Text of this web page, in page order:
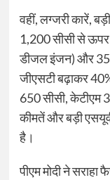
वहीं, लग्जरी कारें,
1,200 सीसी से
डीजल इंजन) और
जीएसटी बढ़ाकर
650 सीसी, केटीएम
कीमतें और बड़ी
है।
पीएम मोदी ने सराहा